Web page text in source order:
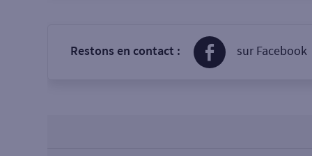
Restons en contact : sur Facebook